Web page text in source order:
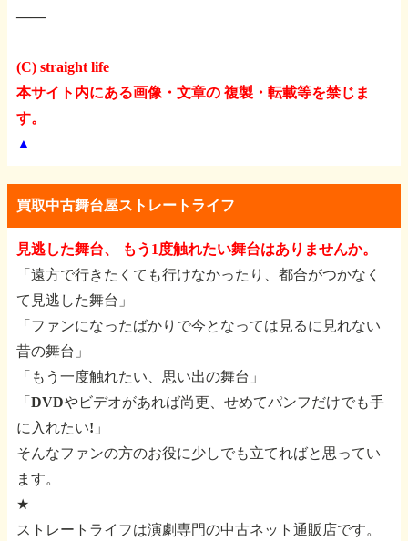
――
(C) straight life
本サイト内にある画像・文章の 複製・転載等を禁じま
す。
▲
買取中古舞台屋ストレートライフ
見逃した舞台、 もう1度触れたい舞台はありませんか。
「遠方で行きたくても行けなかったり、都合がつかなく
て見逃した舞台」
「ファンになったばかりで今となっては見るに見れない
昔の舞台」
「もう一度触れたい、思い出の舞台」
「DVDやビデオがあれば尚更、せめてパンフだけでも手
に入れたい!」
そんなファンの方のお役に少しでも立てればと思ってい
ます。
★
ストレートライフは演劇専門の中古ネット通販店です。